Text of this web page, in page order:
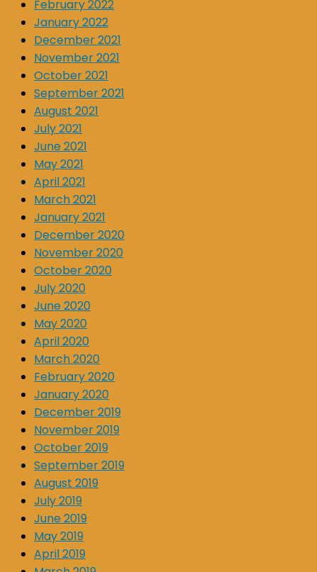
February 2022
January 2022
December 2021
November 2021
October 2021
September 2021
August 2021
July 2021
June 2021
May 2021
April 2021
March 2021
January 2021
December 2020
November 2020
October 2020
July 2020
June 2020
May 2020
April 2020
March 2020
February 2020
January 2020
December 2019
November 2019
October 2019
September 2019
August 2019
July 2019
June 2019
May 2019
April 2019